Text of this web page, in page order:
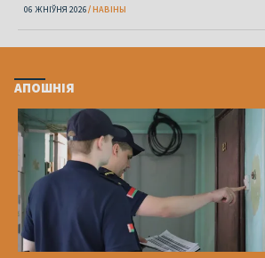
06 ЖНІЎНЯ 2026 НАВІНЫ
АПОШНІЯ